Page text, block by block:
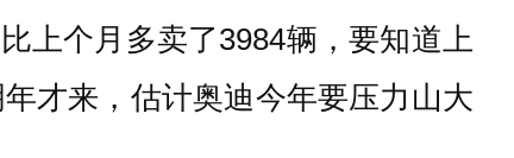
上个月多卖了3984辆，要知道上
才来，估计奥迪今年要压力山大